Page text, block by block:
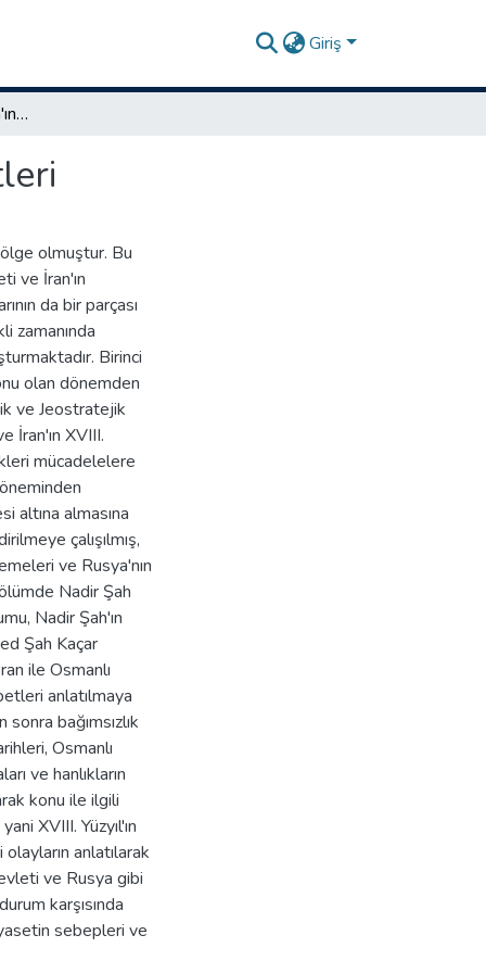
Giriş
II. İrakli Dönemi Gürcistan'ın askeri ve siyasi faaliyetleri
olmuştur. Bu
ve İran'ın
da bir parçası
zamanında
Birinci
olan dönemden
ve Jeostratejik
İran'ın XVIII.
mücadelelere
altına almasına
çalışılmış,
ve Rusya'nın
Nadir Şah
Nadir Şah'ın
Şah Kaçar
ile Osmanlı
anlatılmaya
bağımsızlık
Osmanlı
ve hanlıkların
konu ile ilgili
XVIII. Yüzyıl'ın
anlatılarak
ve Rusya gibi
karşısında
sebepleri ve